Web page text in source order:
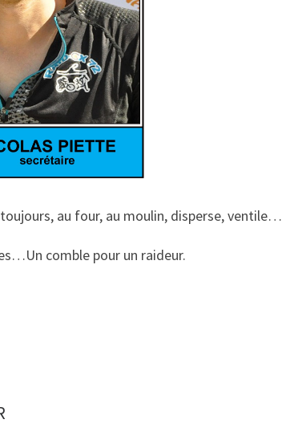
au four, au moulin, disperse, ventile…
comble pour un raideur.